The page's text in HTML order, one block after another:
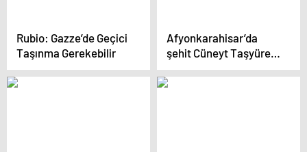
Rubio: Gazze’de Geçici
Taşınma Gerekebilir
Afyonkarahisar’da
şehit Cüneyt Taşyürek
anısına voleybol maçı
düzenlendi